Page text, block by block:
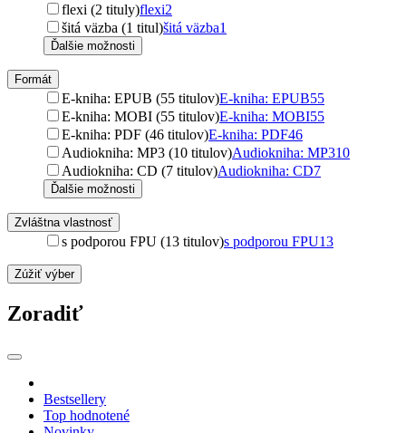
flexi (2 tituly)flexi2
šitá väzba (1 titul)šitá väzba1
Ďalšie možnosti
Formát
E-kniha: EPUB (55 titulov)E-kniha: EPUB55
E-kniha: MOBI (55 titulov)E-kniha: MOBI55
E-kniha: PDF (46 titulov)E-kniha: PDF46
Audiokniha: MP3 (10 titulov)Audiokniha: MP310
Audiokniha: CD (7 titulov)Audiokniha: CD7
Ďalšie možnosti
Zvláštna vlastnosť
s podporou FPU (13 titulov)s podporou FPU13
Zúžiť výber
Zoradiť
Bestsellery
Top hodnotené